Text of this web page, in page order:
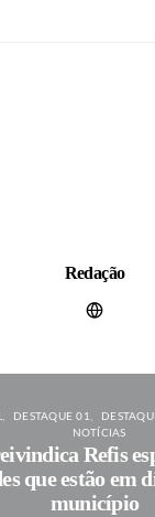
Redação
DESTAQUE 01
NOTÍCIAS
Refis
que estão em
município